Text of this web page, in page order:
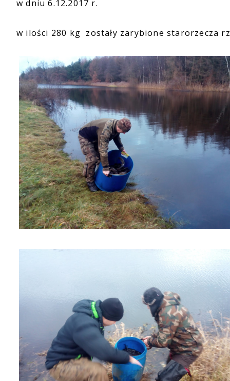
w dniu 6.12.2017 r.
w ilości 280 kg zostały zarybione starorzecza